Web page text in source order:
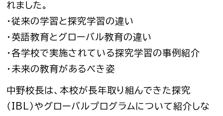
れました。
・従来の学習と探究学習の違い
・英語教育とグローバル教育の違い
・各学校で実施されている探究学習の事例紹介
・未来の教育があるべき姿
中野校長は、本校が長年取り組んできた探究
（IBL）やグローバルプログラムについて紹介しな